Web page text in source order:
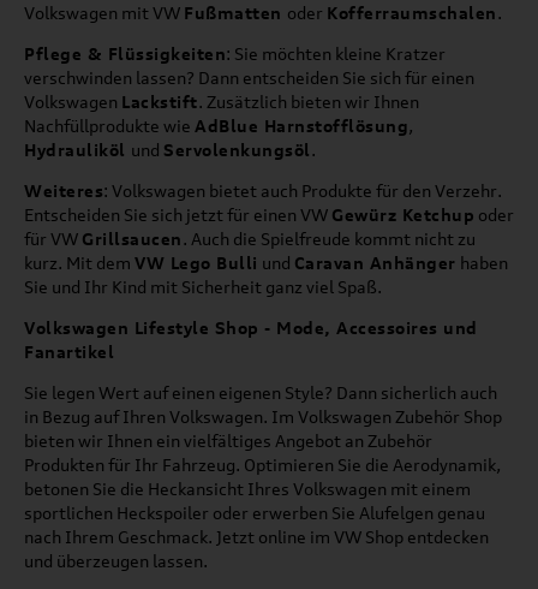
Volkswagen mit VW Fußmatten oder Kofferraumschalen.
Pflege & Flüssigkeiten: Sie möchten kleine Kratzer
verschwinden lassen? Dann entscheiden Sie sich für einen
Volkswagen Lackstift. Zusätzlich bieten wir Ihnen
Nachfüllprodukte wie AdBlue Harnstofflösung,
Hydrauliköl und Servolenkungsöl.
Weiteres: Volkswagen bietet auch Produkte für den Verzehr.
Entscheiden Sie sich jetzt für einen VW Gewürz Ketchup oder
für VW Grillsaucen. Auch die Spielfreude kommt nicht zu
kurz. Mit dem VW Lego Bulli und Caravan Anhänger haben
Sie und Ihr Kind mit Sicherheit ganz viel Spaß.
Volkswagen Lifestyle Shop - Mode, Accessoires und
Fanartikel
Sie legen Wert auf einen eigenen Style? Dann sicherlich auch
in Bezug auf Ihren Volkswagen. Im Volkswagen Zubehör Shop
bieten wir Ihnen ein vielfältiges Angebot an Zubehör
Produkten für Ihr Fahrzeug. Optimieren Sie die Aerodynamik,
betonen Sie die Heckansicht Ihres Volkswagen mit einem
sportlichen Heckspoiler oder erwerben Sie Alufelgen genau
nach Ihrem Geschmack. Jetzt online im VW Shop entdecken
und überzeugen lassen.